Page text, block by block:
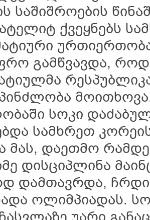
საშიშროების
ქვეყნებს
გამწვავდა,
სოკი
სამხრეთ
მას, დაეთმო
დისციპლინა
დამთავრდა,
ოლიმპიადას.